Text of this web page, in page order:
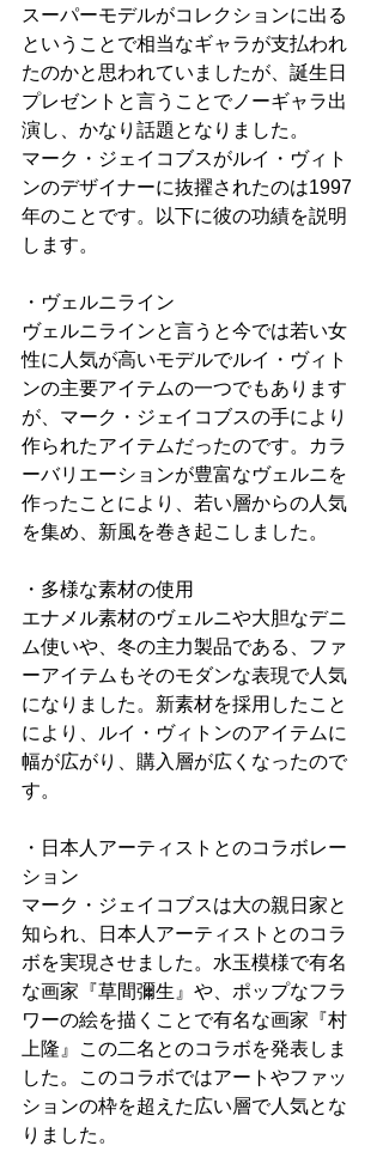
スーパーモデルがコレクションに出る
ということで相当なギャラが支払われ
たのかと思われていましたが、誕生日
プレゼントと言うことでノーギャラ出
演し、かなり話題となりました。
マーク・ジェイコブスがルイ・ヴィト
ンのデザイナーに抜擢されたのは1997
年のことです。以下に彼の功績を説明
します。
・ヴェルニライン
ヴェルニラインと言うと今では若い女
性に人気が高いモデルでルイ・ヴィト
ンの主要アイテムの一つでもあります
が、マーク・ジェイコブスの手により
作られたアイテムだったのです。カラ
ーバリエーションが豊富なヴェルニを
作ったことにより、若い層からの人気
を集め、新風を巻き起こしました。
・多様な素材の使用
エナメル素材のヴェルニや大胆なデニ
ム使いや、冬の主力製品である、ファ
ーアイテムもそのモダンな表現で人気
になりました。新素材を採用したこと
により、ルイ・ヴィトンのアイテムに
幅が広がり、購入層が広くなったので
す。
・日本人アーティストとのコラボレー
ション
マーク・ジェイコブスは大の親日家と
知られ、日本人アーティストとのコラ
ボを実現させました。水玉模様で有名
な画家『草間彌生』や、ポップなフラ
ワーの絵を描くことで有名な画家『村
上隆』この二名とのコラボを発表しま
した。このコラボではアートやファッ
ションの枠を超えた広い層で人気とな
りました。